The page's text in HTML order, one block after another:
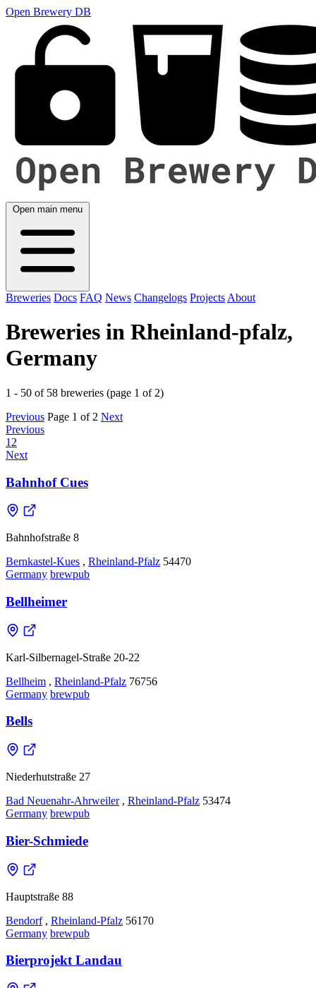
Open Brewery DB
Open main menu
Breweries Docs FAQ News Changelogs Projects About
Breweries in Rheinland-pfalz,
Germany
1 - 50 of 58 breweries (page 1 of 2)
Previous Page 1 of 2 Next
Previous
1 2
Next
Bahnhof Cues
Bahnhofstraße 8
Bernkastel-Kues , Rheinland-Pfalz 54470
Germany brewpub
Bellheimer
Karl-Silbernagel-Straße 20-22
Bellheim , Rheinland-Pfalz 76756
Germany brewpub
Bells
Niederhutstraße 27
Bad Neuenahr-Ahrweiler , Rheinland-Pfalz 53474
Germany brewpub
Bier-Schmiede
Hauptstraße 88
Bendorf , Rheinland-Pfalz 56170
Germany brewpub
Bierprojekt Landau